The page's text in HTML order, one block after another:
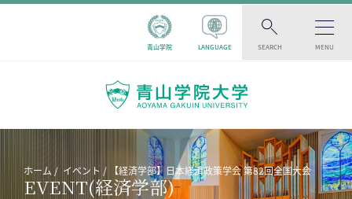
青山学院 LANGUAGE SEARCH MENU
ホーム イベント 【経済学部】日本経済政策学会 第82回全国大会
EVENT(経済学部)